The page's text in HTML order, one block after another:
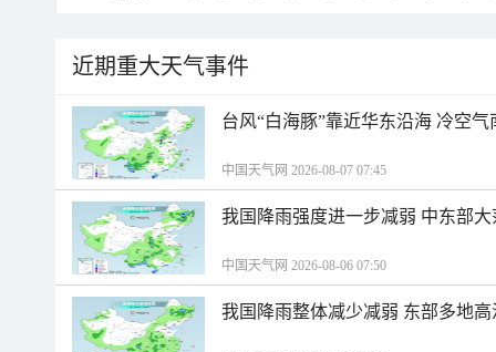
近期重大天气事件
台风“白海豚”靠近华东沿海 冷空
中国天气网 2026-08-07 07:45
我国降雨强度进一步减弱 中东部
中国天气网 2026-08-06 07:50
我国降雨整体减少减弱 东部多地